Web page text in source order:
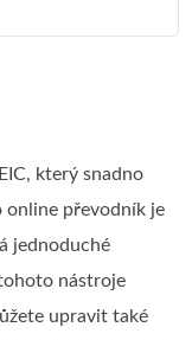
který snadno
online převodník je
jednoduché
nástroje
upravit také